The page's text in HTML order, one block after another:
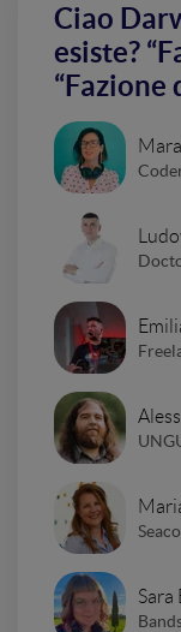
Ciao
esiste?
“Fazione